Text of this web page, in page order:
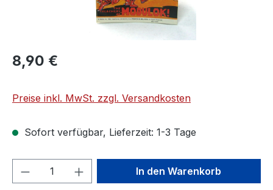
8,90 €
Preise inkl. MwSt. zzgl. Versandkosten
Sofort verfügbar, Lieferzeit: 1-3 Tage
Produkt Anzahl: Gib denIn den Warenkorb